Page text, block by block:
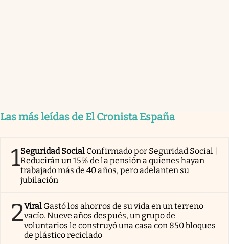
Las más leídas de El Cronista España
1Seguridad Social Confirmado por Seguridad Social |
Reducirán un 15% de la pensión a quienes hayan
trabajado más de 40 años, pero adelanten su
jubilación
2Viral Gastó los ahorros de su vida en un terreno
vacío. Nueve años después, un grupo de
voluntarios le construyó una casa con 850 bloques
de plástico reciclado